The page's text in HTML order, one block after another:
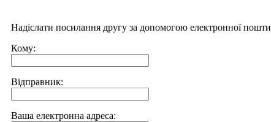
Надіслати посилання другу за допомогою електронної пошти
Кому:
Відправник:
Ваша електронна адреса: